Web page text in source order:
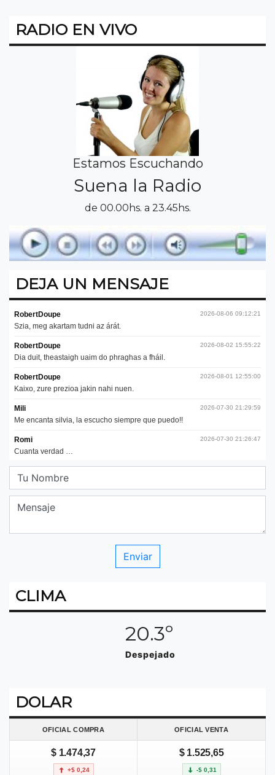
RADIO EN VIVO
Estamos Escuchando
Suena la Radio
de 00.00hs. a 23.45hs.
DEJA UN MENSAJE
CLIMA
20.3º
Despejado
DOLAR
OFICIAL COMPRA OFICIAL VENTA
$ 1.474,37
+$ 0,24
$ 1.525,65
-$ 0,31